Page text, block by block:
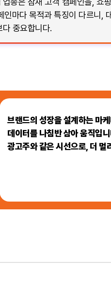
마다 목적과 특징이 다르니,
중요합니다.
브랜드의 성장을 설계하는 마
데이터를 나침반 삼아 움직입
광고주와 같은 시선으로, 더 멀